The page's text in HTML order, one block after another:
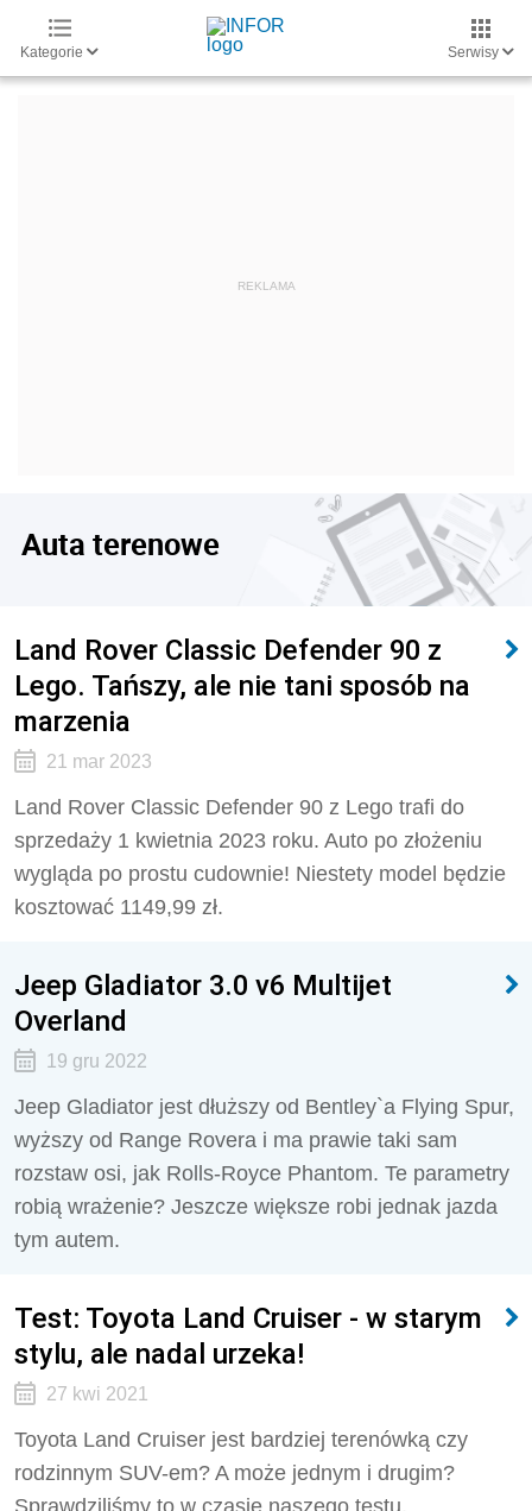
Kategorie Serwisy
Auta terenowe
Land Rover Classic Defender 90 z
Lego. Tańszy, ale nie tani sposób na
marzenia
21 mar 2023
Land Rover Classic Defender 90 z Lego trafi do
sprzedaży 1 kwietnia 2023 roku. Auto po złożeniu
wygląda po prostu cudownie! Niestety model będzie
kosztować 1149,99 zł.
Jeep Gladiator 3.0 v6 Multijet
Overland
19 gru 2022
Jeep Gladiator jest dłuższy od Bentley`a Flying Spur,
wyższy od Range Rovera i ma prawie taki sam
rozstaw osi, jak Rolls-Royce Phantom. Te parametry
robią wrażenie? Jeszcze większe robi jednak jazda
tym autem.
Test: Toyota Land Cruiser - w starym
stylu, ale nadal urzeka!
27 kwi 2021
Toyota Land Cruiser jest bardziej terenówką czy
rodzinnym SUV-em? A może jednym i drugim?
Sprawdziliśmy to w czasie naszego testu.